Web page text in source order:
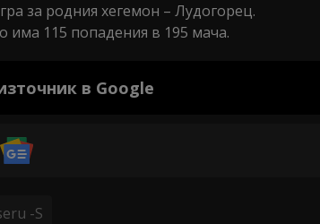
за родния хегемон – Лудогорец.
има 115 попадения в 195 мача.
в Google
-S